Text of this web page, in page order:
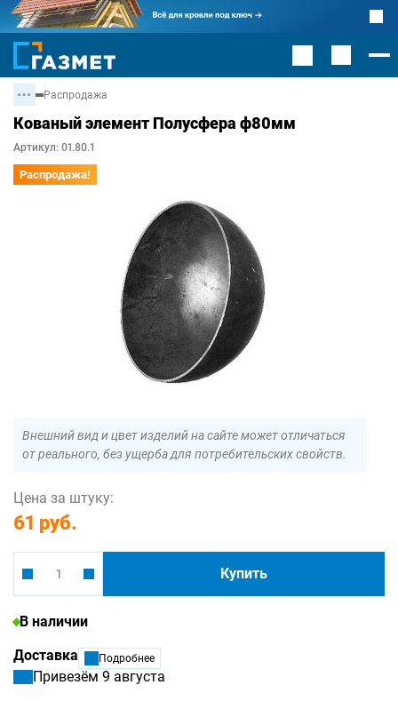
Распродажа
Кованый элемент Полусфера ф80мм
Артикул: 01.80.1
Распродажа!
Внешний вид и цвет изделий на сайте может отличаться
от реального, без ущерба для потребительских свойств.
Цена за штуку:
61 руб.
Купить
В наличии
Доставка
Подробнее
Привезём 9 августа